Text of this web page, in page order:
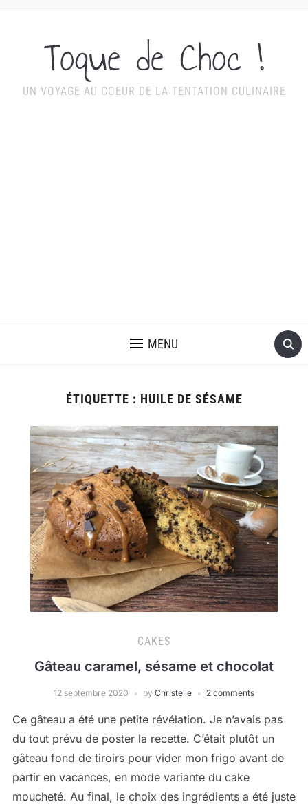
Toque de Choc !
UN VOYAGE AU COEUR DE LA TENTATION CULINAIRE
MENU
ÉTIQUETTE : HUILE DE SÉSAME
CAKES
Gâteau caramel, sésame et chocolat
12 septembre 2020 by Christelle 2 comments
Ce gâteau a été une petite révélation. Je n’avais pas
du tout prévu de poster la recette. C’était plutôt un
gâteau fond de tiroirs pour vider mon frigo avant de
partir en vacances, en mode variante du cake
moucheté. Au final, le choix des ingrédients a été juste